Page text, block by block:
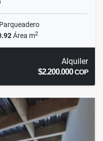
Parqueadero
Área m2
Alquiler
$2.200.000COP